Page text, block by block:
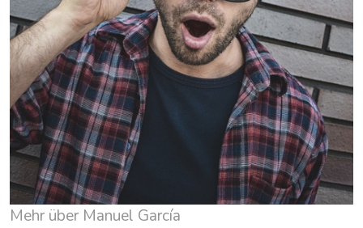
Mehr über Manuel García